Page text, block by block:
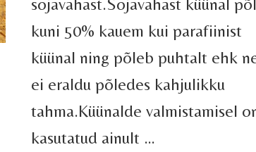
kuni 50% kauem kui parafiinist
küünal ning põleb puhtalt ehk
ei eraldu põledes kahjulikku
tahma.Küünalde valmistamisel
kasutatud ainult …